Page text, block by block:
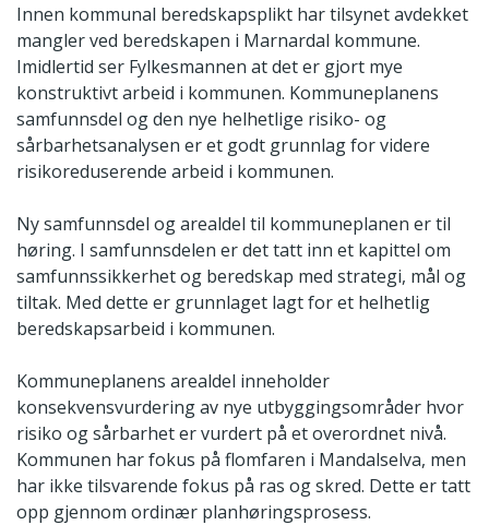
Innen kommunal beredskapsplikt har tilsynet avdekket
mangler ved beredskapen i Marnardal kommune.
Imidlertid ser Fylkesmannen at det er gjort mye
konstruktivt arbeid i kommunen. Kommuneplanens
samfunnsdel og den nye helhetlige risiko- og
sårbarhetsanalysen er et godt grunnlag for videre
risikoreduserende arbeid i kommunen.
Ny samfunnsdel og arealdel til kommuneplanen er til
høring. I samfunnsdelen er det tatt inn et kapittel om
samfunnssikkerhet og beredskap med strategi, mål og
tiltak. Med dette er grunnlaget lagt for et helhetlig
beredskapsarbeid i kommunen.
Kommuneplanens arealdel inneholder
konsekvensvurdering av nye utbyggingsområder hvor
risiko og sårbarhet er vurdert på et overordnet nivå.
Kommunen har fokus på flomfaren i Mandalselva, men
har ikke tilsvarende fokus på ras og skred. Dette er tatt
opp gjennom ordinær planhøringsprosess.